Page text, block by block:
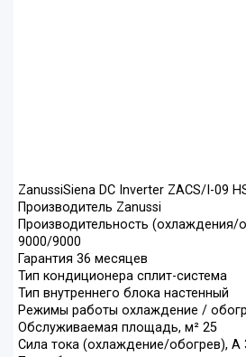
ZanussiSiena DC Inverter ZACS/I-09
Производитель Zanussi
Производительность (охлаждения/
9000/9000
Гарантия 36 месяцев
Тип кондиционера сплит-система
Тип внутреннего блока настенный
Режимы работы охлаждение /
Обслуживаемая площадь, м² 25
Сила тока (охлаждение/обогрев), А